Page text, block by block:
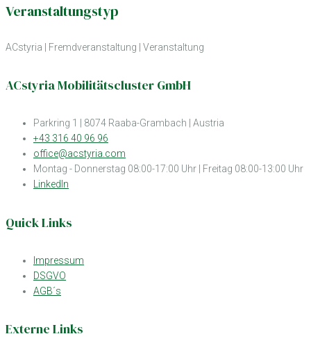
Veranstaltungstyp
ACstyria Fremdveranstaltung Veranstaltung
ACstyria Mobilitätscluster GmbH
Parkring 1 | 8074 Raaba-Grambach | Austria
+43 316 40 96 96
office@acstyria.com
Montag - Donnerstag 08:00-17:00 Uhr | Freitag 08:00-13:00 Uhr
LinkedIn
Quick Links
Impressum
DSGVO
AGB´s
Externe Links